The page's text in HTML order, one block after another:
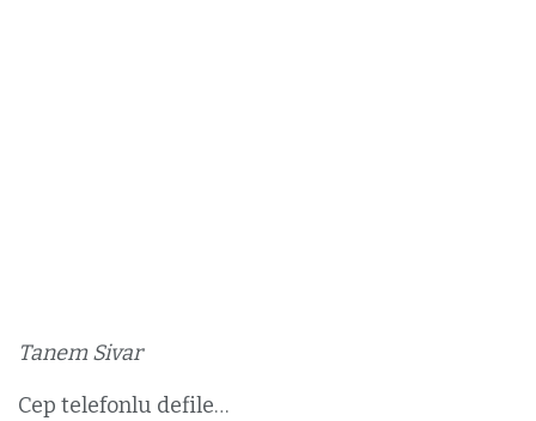
Tanem Sivar
Cep telefonlu defile…